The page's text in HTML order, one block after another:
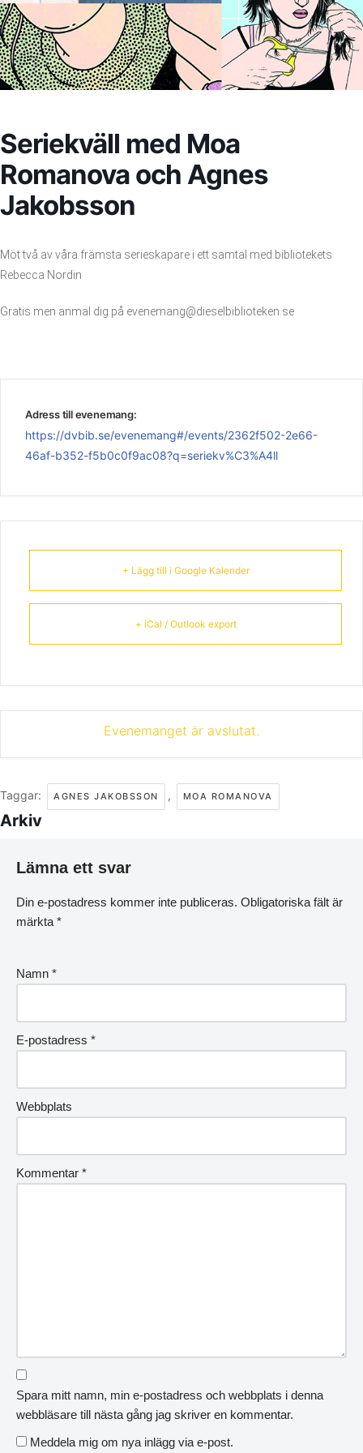
Seriekväll med Moa
Romanova och Agnes
Jakobsson
Möt två av våra främsta serieskapare i ett samtal med bibliotekets
Rebecca Nordin
Gratis men anmäl dig på evenemang@dieselbiblioteken.se
Adress till evenemang:
https://dvbib.se/evenemang#/events/2362f502-2e66-
46af-b352-f5b0c0f9ac08?q=seriekv%C3%A4ll
+ Lägg till i Google Kalender
+ iCal / Outlook export
Evenemanget är avslutat.
Taggar: AGNES JAKOBSSON , MOA ROMANOVA
Arkiv
Lämna ett svar
Din e-postadress kommer inte publiceras. Obligatoriska fält är
märkta *
Namn *
E-postadress *
Webbplats
Kommentar *
Spara mitt namn, min e-postadress och webbplats i denna
webbläsare till nästa gång jag skriver en kommentar.
Meddela mig om nya inlägg via e-post.